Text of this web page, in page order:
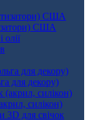
США
олії
для декору)
силікон)